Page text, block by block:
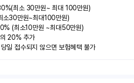
최소 30만원~ 최대 100만원)
소30만원~최대100만원)
(최소10만원 ~최대50만원)
의 20% 추가
일 접수되지 않으면 보험혜택 불가